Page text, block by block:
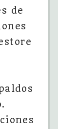
de